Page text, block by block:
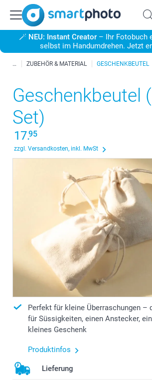
🪄 NEU: Instant Creator – Ihr Fotobuch
selbst im Handumdrehen. Jetzt
ZUBEHÖR & MATERIAL GESCHENKBEUTEL
Geschenkbeutel
Set)
17.95
zzgl. Versandkosten, inkl. MwSt
Perfekt für kleine Überraschungen –
für Süssigkeiten, einen Anstecker,
kleines Geschenk
Produktinfos
Lieferung